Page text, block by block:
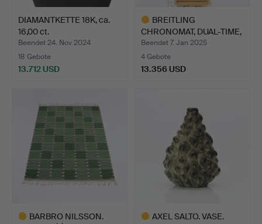
DIAMANTKETTE 18K, ca.
16,00 ct.
Beendet 24. Nov 2024
18 Gebote
13.712 USD
BREITLING
CHRONOMAT, DUAL-TIME,
HERRENARMB…
Beendet 7. Jan 2025
4 Gebote
13.356 USD
BARBRO NILSSON.
AXEL SALTO. VASE.